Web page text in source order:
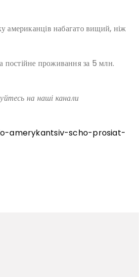
американців набагато вищий, ніж
постійне проживання за 5 млн.
на наші канали
amerykantsiv-scho-prosiat-